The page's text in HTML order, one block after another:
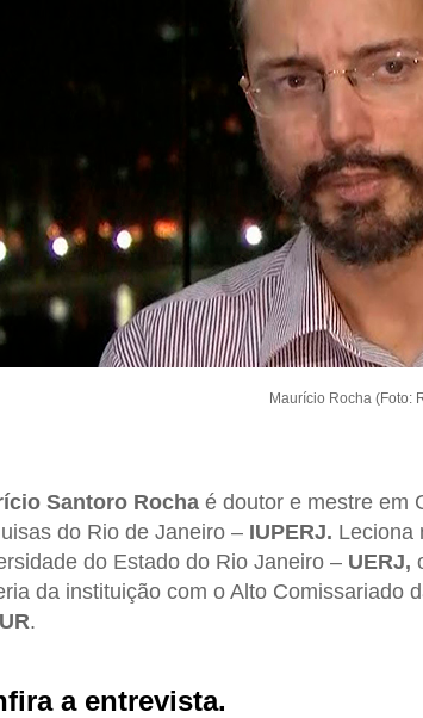
Maurício Rocha (Foto:
Santoro Rochaé doutor e mestre em
do Rio de Janeiro – IUPERJ. Leciona
do Estado do Rio Janeiro – UERJ,
da instituição com o Alto Comissariado
.
a entrevista.